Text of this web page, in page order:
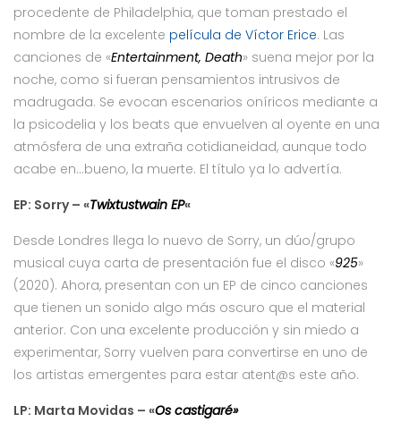
procedente de Philadelphia, que toman prestado el
nombre de la excelente película de Víctor Erice. Las
canciones de «Entertainment, Death» suena mejor por la
noche, como si fueran pensamientos intrusivos de
madrugada. Se evocan escenarios oníricos mediante a
la psicodelia y los beats que envuelven al oyente en una
atmósfera de una extraña cotidianeidad, aunque todo
acabe en…bueno, la muerte. El título ya lo advertía.
EP: Sorry – «Twixtustwain EP«
Desde Londres llega lo nuevo de Sorry, un dúo/grupo
musical cuya carta de presentación fue el disco «925»
(2020). Ahora, presentan con un EP de cinco canciones
que tienen un sonido algo más oscuro que el material
anterior. Con una excelente producción y sin miedo a
experimentar, Sorry vuelven para convertirse en uno de
los artistas emergentes para estar atent@s este año.
LP: Marta Movidas – «Os castigaré»